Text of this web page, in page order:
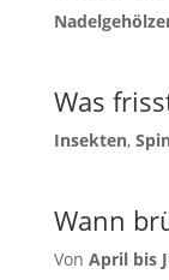
Was
Insekten,
Wann
Von April bis